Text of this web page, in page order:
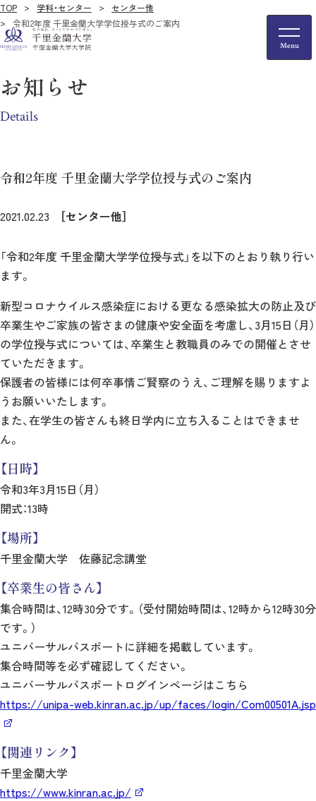
TOP 学科・センター
センター他
令和2年度 千里金蘭大学学位授与式のご案内
お知らせ
Details
令和2年度 千里金蘭大学学位授与式のご案内
2021.02.23 ［センター他］
「令和2年度 千里金蘭大学学位授与式」を以下のとおり執り行い
ます。
新型コロナウイルス感染症における更なる感染拡大の防止及び
卒業生やご家族の皆さまの健康や安全面を考慮し、3月15日（月）
の学位授与式については、卒業生と教職員のみでの開催とさせ
ていただきます。
保護者の皆様には何卒事情ご賢察のうえ、ご理解を賜りますよ
うお願いいたします。
また、在学生の皆さんも終日学内に立ち入ることはできませ
ん。
【日時】
令和3年3月15日（月）
開式：13時
【場所】
千里金蘭大学 佐藤記念講堂
【卒業生の皆さん】
集合時間は、12時30分です。（受付開始時間は、12時から12時30分
です。）
ユニバーサルパスポートに詳細を掲載しています。
集合時間等を必ず確認してください。
ユニバーサルパスポートログインページはこちら
https://unipa-web.kinran.ac.jp/up/faces/login/Com00501A.jsp
【関連リンク】
千里金蘭大学
https://www.kinran.ac.jp/